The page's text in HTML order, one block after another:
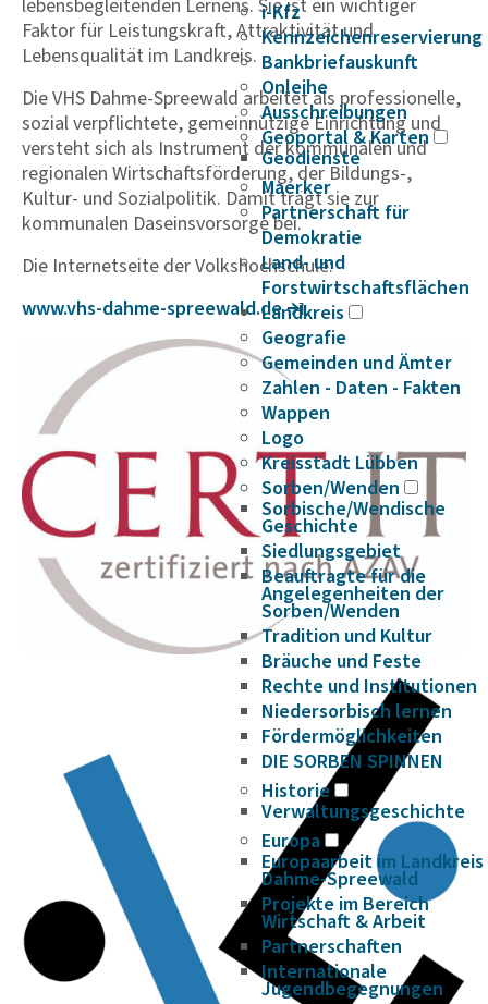
i-Kfz
Kennzeichenreservierung
Bankbriefauskunft
Onleihe
Ausschreibungen
Geoportal & Karten
Geodienste
Maerker
Partnerschaft für
Demokratie
Land- und
Forstwirtschaftsflächen
Landkreis
Geografie
Gemeinden und Ämter
Zahlen - Daten - Fakten
Wappen
Logo
Kreisstadt Lübben
Sorben/Wenden
Sorbische/Wendische
Geschichte
Siedlungsgebiet
Beauftragte für die
Angelegenheiten der
Sorben/Wenden
Tradition und Kultur
Bräuche und Feste
Rechte und Institutionen
Niedersorbisch lernen
Fördermöglichkeiten
DIE SORBEN SPINNEN
Historie
Verwaltungsgeschichte
Europa
Europaarbeit im Landkreis
Dahme-Spreewald
Projekte im Bereich
Wirtschaft & Arbeit
Partnerschaften
Internationale
Jugendbegegnungen
lebensbegleitenden Lernens. Sie ist ein wichtiger
Faktor für Leistungskraft, Attraktivität und
Lebensqualität im Landkreis.
Die VHS Dahme-Spreewald arbeitet als professionelle,
sozial verpflichtete, gemeinnützige Einrichtung und
versteht sich als Instrument der kommunalen und
regionalen Wirtschaftsförderung, der Bildungs-,
Kultur- und Sozialpolitik. Damit trägt sie zur
kommunalen Daseinsvorsorge bei.
Die Internetseite der Volkshochschule:
www.vhs-dahme-spree­wald.de